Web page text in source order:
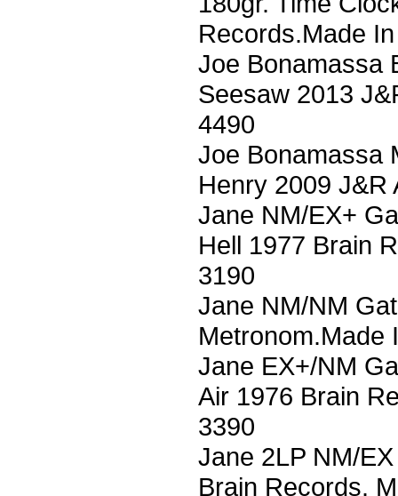
Records.Made
Joe Bonamassa
Seesaw 2013
4490
Joe Bonamassa
Henry 2009 J&R
Jane NM/EX+
Hell 1977 Brain
3190
Jane NM/NM
Metronom.Made
Jane EX+/NM
Air 1976 Brain
3390
Jane 2LP NM/
Brain Records.